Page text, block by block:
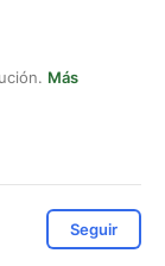
Más
Seguir